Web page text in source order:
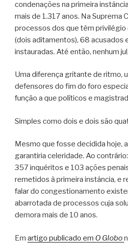
condenações na primeira
mais de 1.317 anos. Na Suprema
processos dos que têm privilégio
(dois aditamentos), 68 acusados
instauradas. Até então, nenhum
Uma diferença gritante de ritmo,
defensores do fim do foro
função a que políticos e
Simples como dois e dois são
Mesmo que fosse decidida hoje,
garantiria celeridade. Ao
357 inquéritos e 103 ações
remetidos à primeira instância, e
falar do congestionamento
abarrotada de processos cuja
demora mais de 10 anos.
Em artigo publicado em O Globo